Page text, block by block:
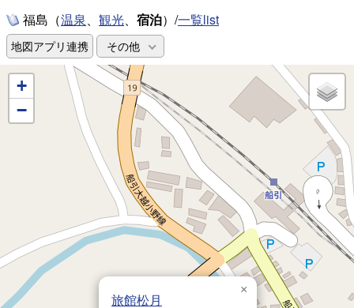
福島（温泉 、 観光、 宿泊）/一覧list
地図アプリ連携 その他
旅館松月
×
+
−